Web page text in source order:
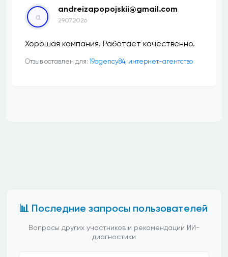
a
andreizapopojskii@gmail.com
29.07.2026
Хорошая компания. Работает качественно.
Отзыв оставлен для: 19agency84, интернет-агентство
📊 Последние запросы пользователей
Вопросы других участников и рекомендации ИИ-
диагностики